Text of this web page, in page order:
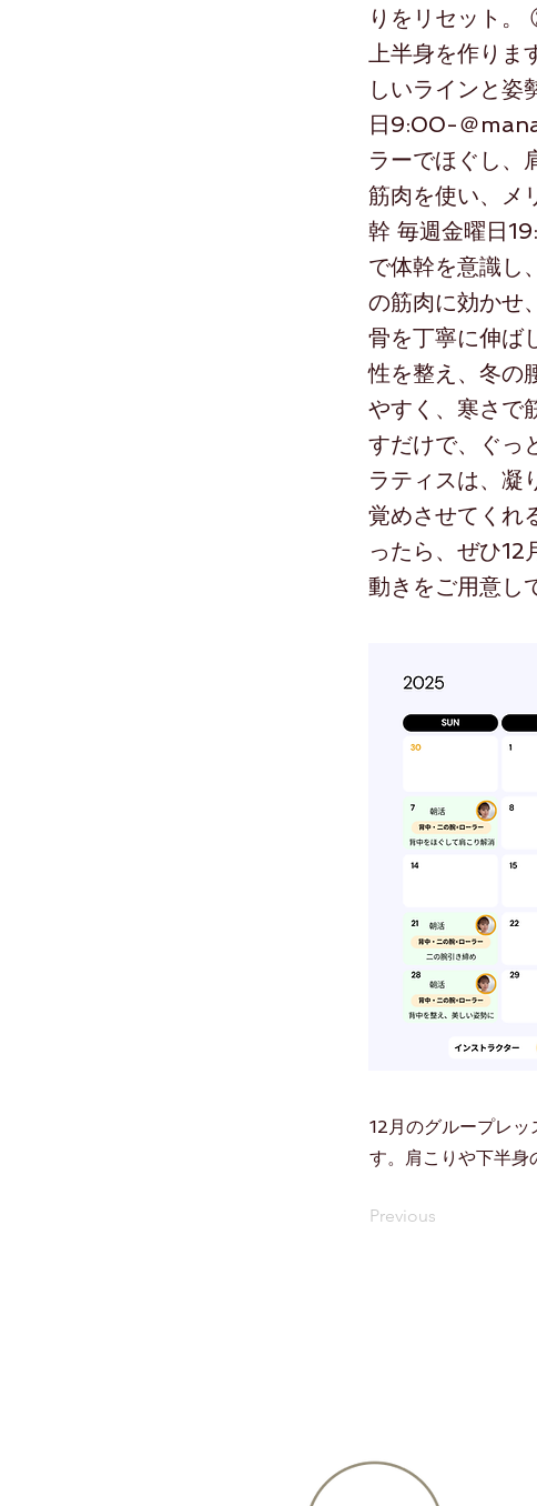
りをリセット
上半身を作りま
しいラインと
日9:00-＠
ラーでほぐし、
筋肉を使い、メ
幹 毎週金曜日
で体幹を意識し
の筋肉に効かせ
骨を丁寧に伸ば
性を整え、冬の
やすく、寒さで
すだけで、ぐっ
ラティスは、凝
覚めさせてくれ
ったら、ぜひ12
動きをご用意し
12月のグループレ
す。肩こりや下半身
Previous